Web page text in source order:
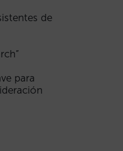
de
para